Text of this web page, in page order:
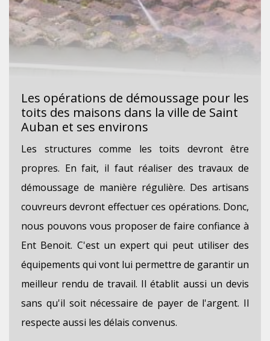
Les opérations de démoussage pour les
toits des maisons dans la ville de Saint
Auban et ses environs
Les structures comme les toits devront être
propres. En fait, il faut réaliser des travaux de
démoussage de manière régulière. Des artisans
couvreurs devront effectuer ces opérations. Donc,
nous pouvons vous proposer de faire confiance à
Ent Benoit. C'est un expert qui peut utiliser des
équipements qui vont lui permettre de garantir un
meilleur rendu de travail. Il établit aussi un devis
sans qu'il soit nécessaire de payer de l'argent. Il
respecte aussi les délais convenus.